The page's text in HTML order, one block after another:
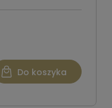
Do koszyka